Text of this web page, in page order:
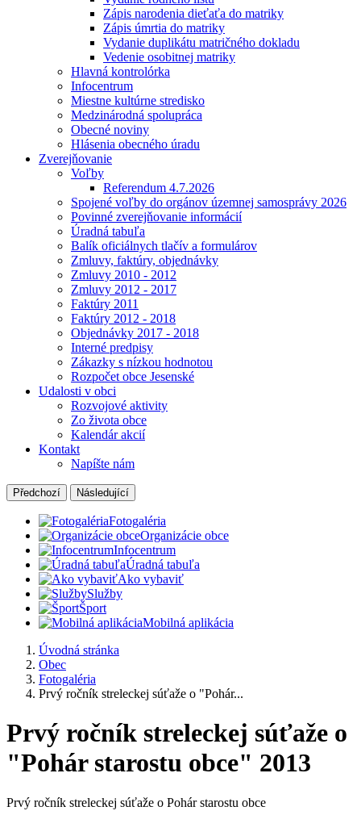
Zápis narodenia dieťaťa do matriky
Zápis úmrtia do matriky
Vydanie duplikátu matričného dokladu
Vedenie osobitnej matriky
Hlavná kontrolórka
Infocentrum
Miestne kultúrne stredisko
Medzinárodná spolupráca
Obecné noviny
Hlásenia obecného úradu
Zverejňovanie
Voľby
Referendum 4.7.2026
Spojené voľby do orgánov územnej samosprávy 2026
Povinné zverejňovanie informácií
Úradná tabuľa
Balík oficiálnych tlačív a formulárov
Zmluvy, faktúry, objednávky
Zmluvy 2010 - 2012
Zmluvy 2012 - 2017
Faktúry 2011
Faktúry 2012 - 2018
Objednávky 2017 - 2018
Interné predpisy
Zákazky s nízkou hodnotou
Rozpočet obce Jesenské
Udalosti v obci
Rozvojové aktivity
Zo života obce
Kalendár akcií
Kontakt
Napíšte nám
Předchozí Následující
Fotogaléria
Organizácie obce
Infocentrum
Úradná tabuľa
Ako vybaviť
Služby
Šport
Mobilná aplikácia
Úvodná stránka
Obec
Fotogaléria
Prvý ročník streleckej súťaže o "Pohár...
Prvý ročník streleckej súťaže o
"Pohár starostu obce" 2013
Prvý ročník streleckej súťaže o Pohár starostu obce